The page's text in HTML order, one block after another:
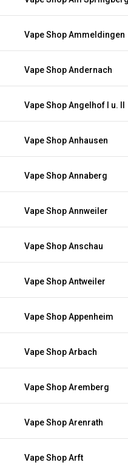
Vape Shop Ammeldingen
Vape Shop Andernach
Vape Shop Angelhof I u. II
Vape Shop Anhausen
Vape Shop Annaberg
Vape Shop Annweiler
Vape Shop Anschau
Vape Shop Antweiler
Vape Shop Appenheim
Vape Shop Arbach
Vape Shop Aremberg
Vape Shop Arenrath
Vape Shop Arft